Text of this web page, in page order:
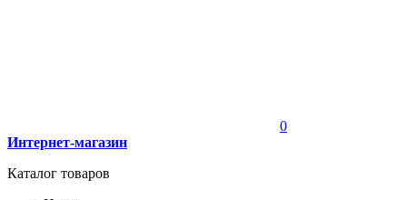
0
Интернет-магазин
Каталог товаров